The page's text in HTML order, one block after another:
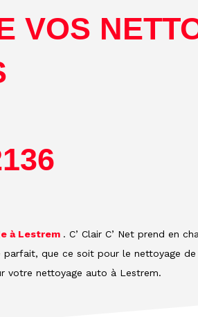
VOS
à Lestrem . C’ Clair C’ Net prend en
que ce soit pour le nettoyage de
votre nettoyage auto à Lestrem.